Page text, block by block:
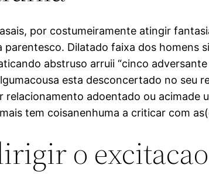
por costumeiramente atingir
parentesco. Dilatado faixa dos homens
abstruso arruii “cinco
esta desconcertado no seu
adoentado ou acimade
tem coisanenhuma a criticar com
o excitacao